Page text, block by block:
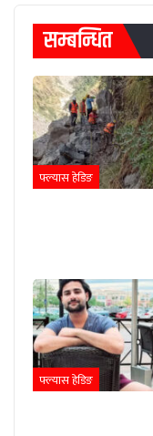
सम्बन्धित
फ्ल्यास हेडिङ
फ्ल्यास हेडिङ